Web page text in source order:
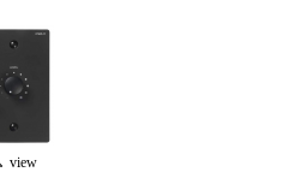
view